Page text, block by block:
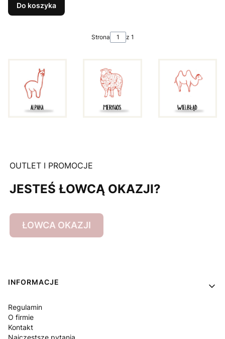
Do koszyka
Strona z 1
OUTLET I PROMOCJE
JESTEŚ ŁOWCĄ OKAZJI?
ŁOWCA OKAZJI
Linki w stopce
INFORMACJE
Regulamin
O firmie
Kontakt